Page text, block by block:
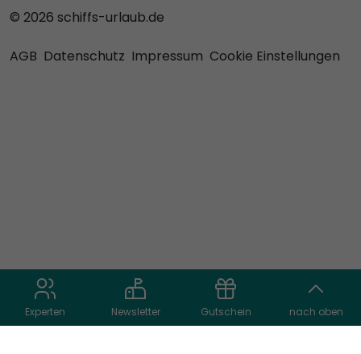
Experten Newsletter Gutschein nach oben
© 2026 schiffs-urlaub.de
AGB Datenschutz Impressum Cookie Einstellungen